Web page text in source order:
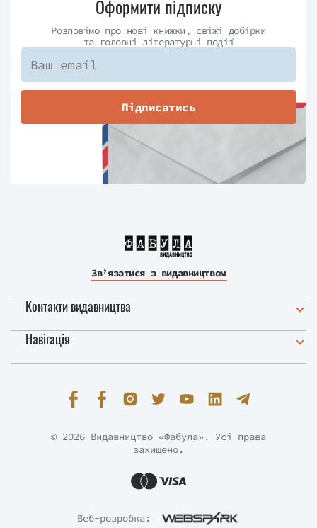
Оформити підписку
Розповімо про нові книжки, свіжі добірки
та головні літературні події
Підписатись
Зв’язатися з видавництвом
Контакти видавництва
Навігація
Веб-розробка:
© 2026 Видавництво «Фабула». Усі права
захищено.